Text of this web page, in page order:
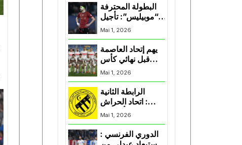
البطولة المحترفة
“موبيليس”: تأجيل
مباراة إتحاد
العاصمة وأتلتيك
بارادو
Mai 1, 2026
يهم إتحاد العاصمة
قبل نهائي كأس
اكاف : الزمالك
يسقط بثلاثية أمام
Mai 1, 2026
الرابطة الثانية
: اتحاد الحراش
يحسم التأهل إلى
“البلاي أوف”
Mai 1, 2026
الدوري الفرنسي :